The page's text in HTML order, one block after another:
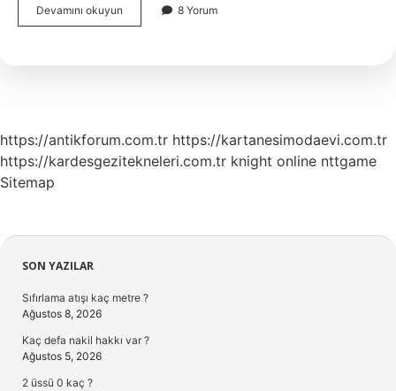
Devamını okuyun Kuaförde
Cilt
8 Yorum
https://antikforum.com.tr https://kartanesimodaevi.com.tr
https://kardesgezitekneleri.com.tr knight online nttgame
Sitemap
Sidebar
SON YAZILAR
Sıfırlama atışı kaç metre ?
Ağustos 8, 2026
Kaç defa nakil hakkı var ?
Ağustos 5, 2026
2 üssü 0 kaç ?